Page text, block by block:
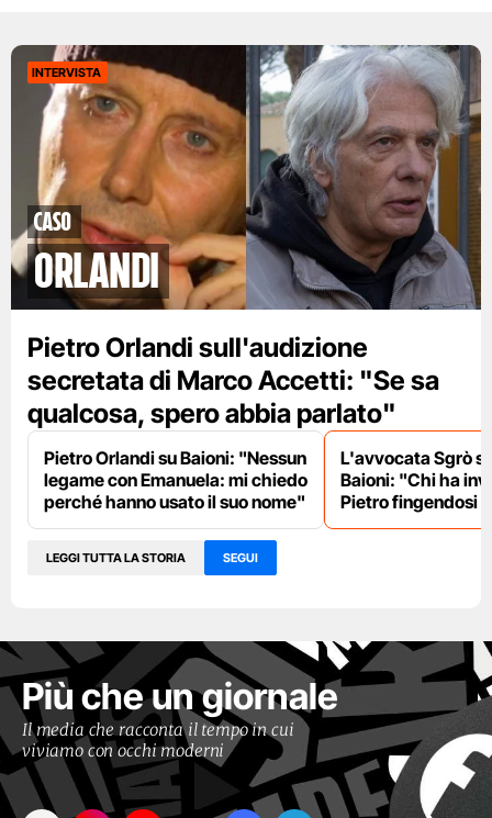
INTERVISTA
caso
orlandi
Pietro Orlandi sull'audizione
secretata di Marco Accetti: "Se sa
qualcosa, spero abbia parlato"
Pietro Orlandi su Baioni: "Nessun
legame con Emanuela: mi chiedo
perché hanno usato il suo nome"
L'avvocata Sgrò
Baioni: "Chi ha
Pietro fingendosi
LEGGI TUTTA LA STORIA SEGUI
Più che un giornale
Il media che racconta il tempo in cui
viviamo con occhi moderni